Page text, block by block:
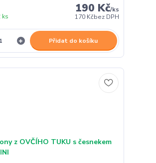
190 Kč/ks
170 Kčbez DPH
ks
Přidat do košíku